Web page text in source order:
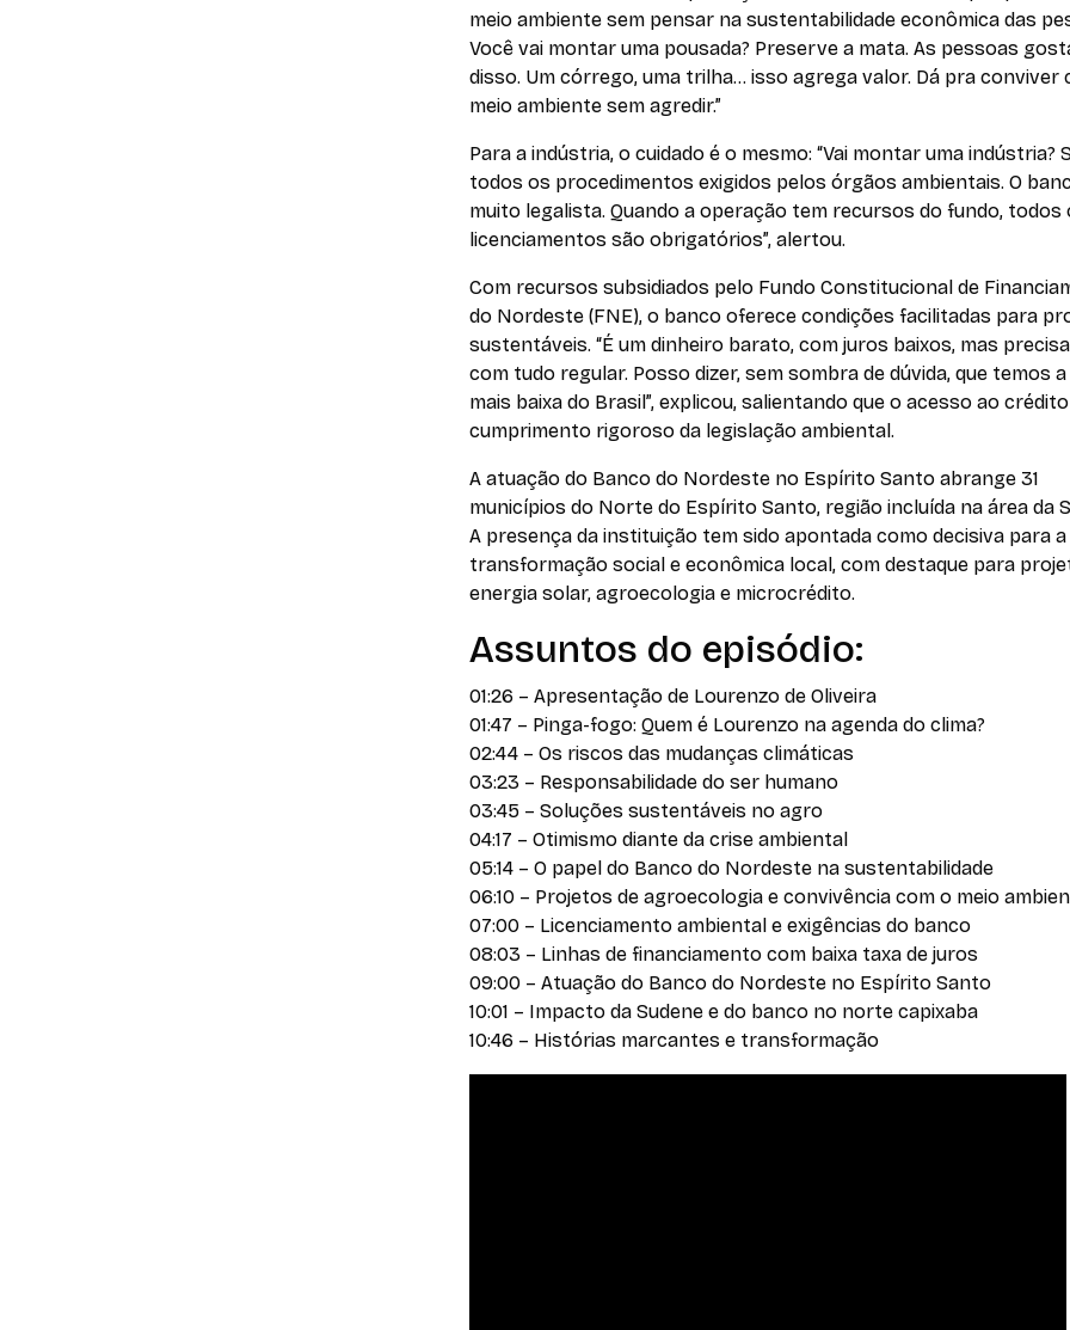
meio ambiente sem pensar na sustentabilidade econômica das
Você vai montar uma pousada? Preserve a mata. As pessoas
disso. Um córrego, uma trilha… isso agrega valor. Dá pra conviver
meio ambiente sem agredir.”
Para a indústria, o cuidado é o mesmo: “Vai montar uma indústria?
todos os procedimentos exigidos pelos órgãos ambientais. O
muito legalista. Quando a operação tem recursos do fundo, todos
licenciamentos são obrigatórios”, alertou.
Com recursos subsidiados pelo Fundo Constitucional de
do Nordeste (FNE), o banco oferece condições facilitadas para
sustentáveis. “É um dinheiro barato, com juros baixos, mas
com tudo regular. Posso dizer, sem sombra de dúvida, que temos
mais baixa do Brasil”, explicou, salientando que o acesso ao
cumprimento rigoroso da legislação ambiental.
A atuação do Banco do Nordeste no Espírito Santo abrange 31
municípios do Norte do Espírito Santo, região incluída na área da
A presença da instituição tem sido apontada como decisiva para a
transformação social e econômica local, com destaque para
energia solar, agroecologia e microcrédito.
Assuntos do episódio:
01:26 – Apresentação de Lourenzo de Oliveira
01:47 – Pinga-fogo: Quem é Lourenzo na agenda do clima?
02:44 – Os riscos das mudanças climáticas
03:23 – Responsabilidade do ser humano
03:45 – Soluções sustentáveis no agro
04:17 – Otimismo diante da crise ambiental
05:14 – O papel do Banco do Nordeste na sustentabilidade
06:10 – Projetos de agroecologia e convivência com o meio
07:00 – Licenciamento ambiental e exigências do banco
08:03 – Linhas de financiamento com baixa taxa de juros
09:00 – Atuação do Banco do Nordeste no Espírito Santo
10:01 – Impacto da Sudene e do banco no norte capixaba
10:46 – Histórias marcantes e transformação